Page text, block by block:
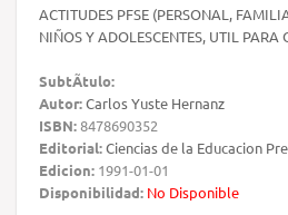
ACTITUDES PFSE (PERSONAL,
NIÑOS Y ADOLESCENTES, UTIL PARA
SubtÃ­tulo:
Autor:Carlos Yuste Hernanz
ISBN:8478690352
Editorial:Ciencias de la Educacion
Edicion: 1991-01-01
Disponibilidad: No Disponible